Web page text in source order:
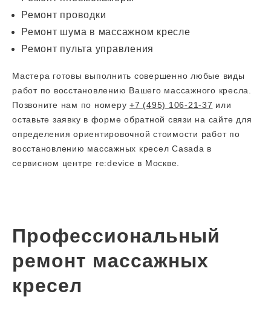
Ремонт проводки
Ремонт шума в массажном кресле
Ремонт пульта управления
Мастера готовы выполнить совершенно любые виды
работ по восстановлению Вашего массажного кресла.
Позвоните нам по номеру +7 (495) 106-21-37 или
оставьте заявку в форме обратной связи на сайте для
определения ориентировочной стоимости работ по
восстановлению массажных кресел Casada в
сервисном центре re:device в Москве.
Профессиональный
ремонт массажных
кресел